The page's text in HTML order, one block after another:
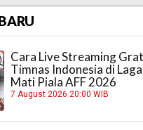
Cara Live Streaming
Timnas Indonesia di
Mati Piala AFF 2026
7 August 2026 20:00 WIB